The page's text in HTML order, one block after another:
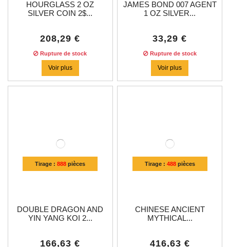
HOURGLASS 2 OZ
SILVER COIN 2$...
208,29 €
Rupture de stock
Voir plus
JAMES BOND 007 AGENT
1 OZ SILVER...
33,29 €
Rupture de stock
Voir plus
Tirage :888 pièces
DOUBLE DRAGON AND
YIN YANG KOI 2...
166,63 €
Tirage : 488pièces
CHINESE ANCIENT
MYTHICAL...
416,63 €